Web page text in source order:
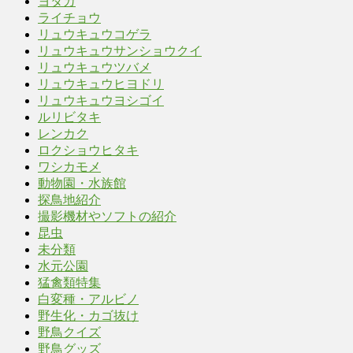
ライチョウ
リュウキュウコゲラ
リュウキュウサンショウクイ
リュウキュウツバメ
リュウキュウヒヨドリ
リュウキュウヨシゴイ
ルリビタキ
レンカク
ロクショウヒタキ
ワシカモメ
動物園・水族館
探鳥地紹介
撮影機材やソフトの紹介
昆虫
未分類
水元公園
猛禽類特集
白変種・アルビノ
野生化・カゴ抜け
野鳥クイズ
野鳥グッズ